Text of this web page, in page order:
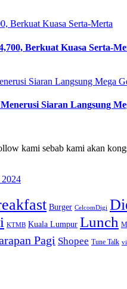
Berkuat Kuasa Serta-Merta
Berkuat Kuasa Serta-
Siaran Langsung Mega
Siaran Langsung
kami sebab kami akan
Burger CelcomDigi
KTMB Kuala Lumpur Lunch
Pagi Shopee Tune Talk